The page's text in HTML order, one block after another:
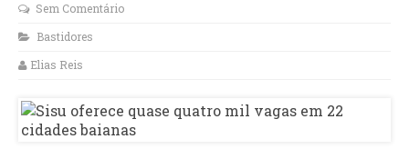
Sem Comentário
Bastidores
Elias Reis